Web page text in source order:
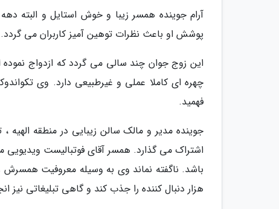
آرام جوینده همسر زیبا و خوش استایل و البته
پوشش او باعث نظرات توهین آمیز کاربران می گردد.
این زوج جوان چند سالی می گردد که ازدواج نموده
چهره ای کاملا عملی و غیرطبیعی دارد. وی
فهمید.
جوینده مدیر و مالک سالن زیبایی در منطقه الهیه
اشتراک می گذارد. همسر آقای فوتبالیست
هزار دنبال کننده را جذب کند و گاهی تبلیغاتی